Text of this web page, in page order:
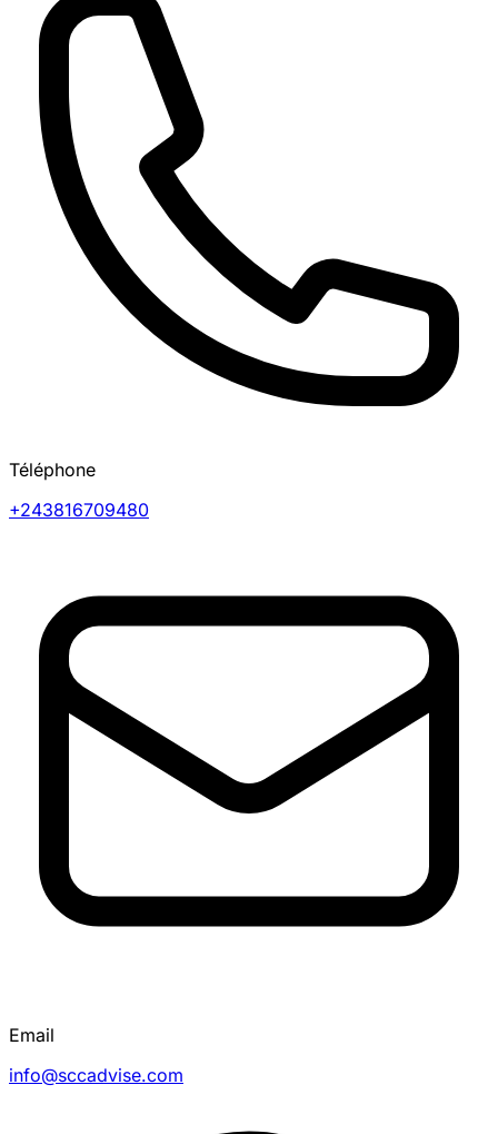
Téléphone
+243816709480
Email
info@sccadvise.com